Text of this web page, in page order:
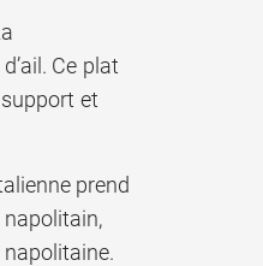
Ce plat
et
prend
napolitain,